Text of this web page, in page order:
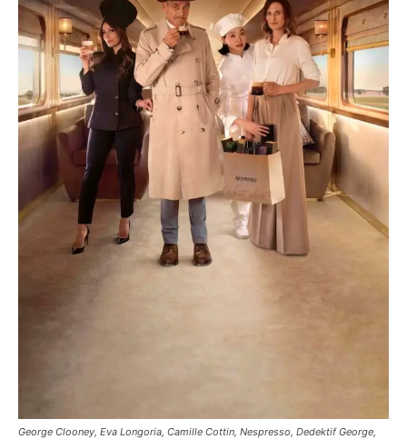
George Clooney, Eva Longoria, Camille Cottin, Nespresso, Dedektif George,